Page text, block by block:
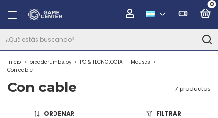
0
Inicio > breadcrumbs.py > PC & TECNOLOGÍA > Mouses >
Con cable
Con cable 7 productos
ORDENAR FILTRAR